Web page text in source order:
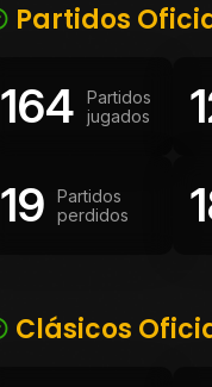
Partidos
164
Partidos
jugados
19
Partidos
perdidos
Clásicos